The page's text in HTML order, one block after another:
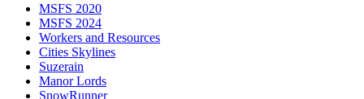
MSFS 2020
MSFS 2024
Workers and Resources
Cities Skylines
Suzerain
Manor Lords
SnowRunner